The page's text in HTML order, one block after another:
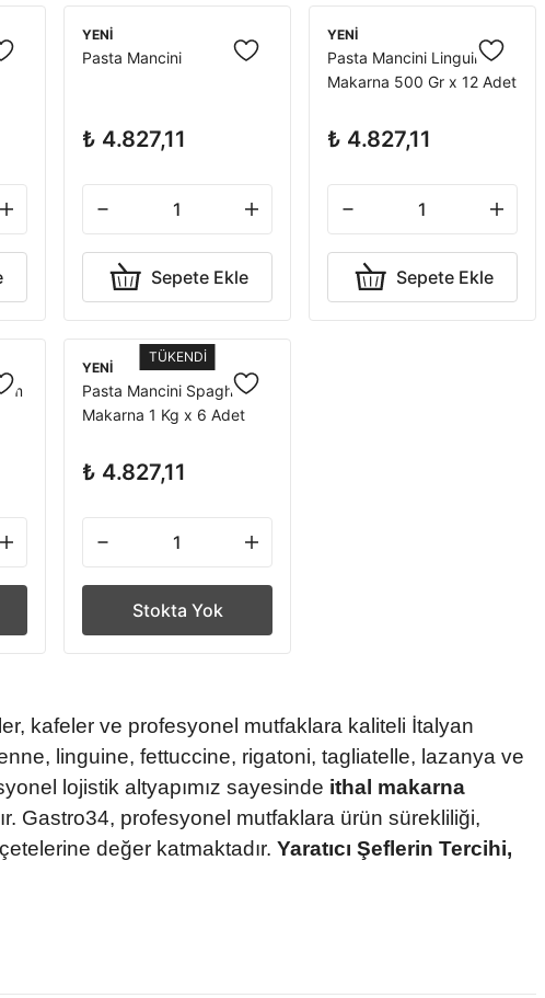
YENİ
Pasta Mancini
₺ 4.827,11
Sepete Ekle
YENİ
Pasta Mancini Linguine
Makarna 500 Gr x 12 Adet
₺ 4.827,11
Sepete Ekle
TÜKENDİ
YENİ
Pasta Mancini Spaghetti
Makarna 1 Kg x 6 Adet
₺ 4.827,11
Stokta Yok
kafeler ve profesyonel mutfaklara kaliteli İtalyan
linguine, fettuccine, rigatoni, tagliatelle, lazanya ve
lojistik altyapımız sayesinde ithal makarna
Gastro34, profesyonel mutfaklara ürün sürekliliği,
değer katmaktadır. Yaratıcı Şeflerin Tercihi,